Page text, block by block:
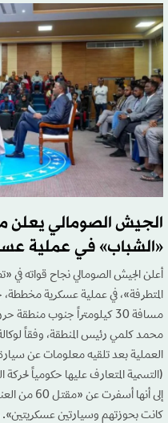
«الشباب» في عملية
المتطرفة»، في عملية عسكرية مخططة،
مسافة 30 كيلومتراً جنوب
محمد كلمي رئيس المنطقة، وفقاً
العملية بعد تلقيه معلومات عن
(التسمية المتعارف عليها حكومياً
إلى أنها
كانت بحوزتهم وسيارتين